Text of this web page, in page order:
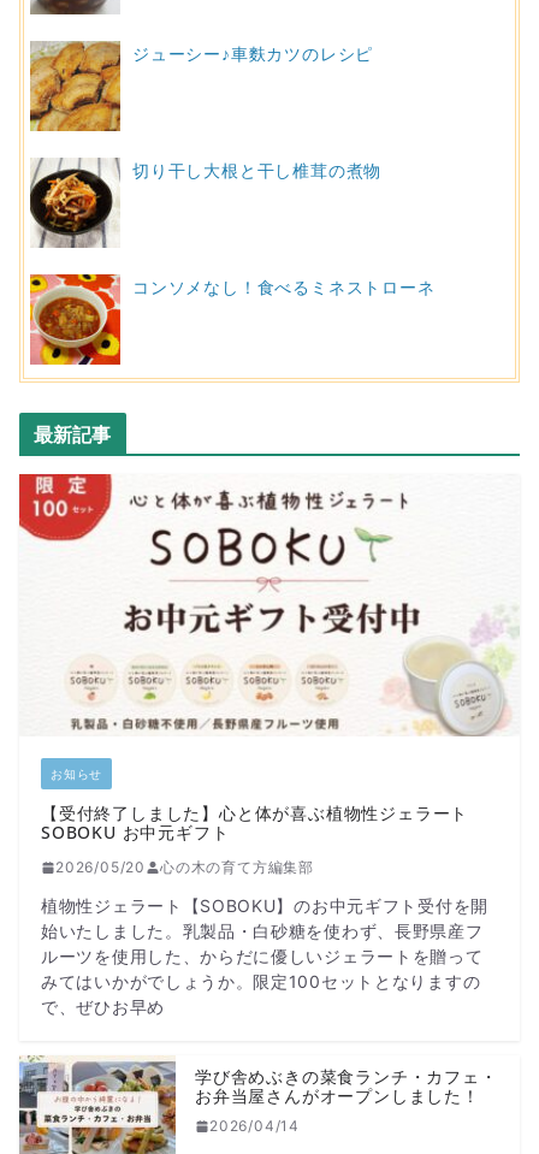
ジューシー♪車麩カツのレシピ
切り干し大根と干し椎茸の煮物
コンソメなし！食べるミネストローネ
最新記事
お知らせ
【受付終了しました】心と体が喜ぶ植物性ジェラート
SOBOKU お中元ギフト
2026/05/20 心の木の育て方編集部
植物性ジェラート【SOBOKU】のお中元ギフト受付を開
始いたしました。乳製品・白砂糖を使わず、長野県産フ
ルーツを使用した、からだに優しいジェラートを贈って
みてはいかがでしょうか。限定100セットとなりますの
で、ぜひお早め
学び舎めぶきの菜食ランチ・カフェ・
お弁当屋さんがオープンしました！
2026/04/14